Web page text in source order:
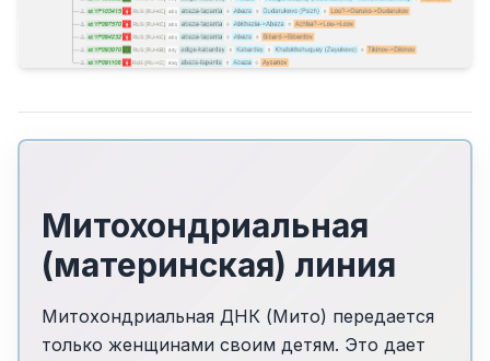
Митохондриальная
(материнская) линия
Митохондриальная ДНК (Мито) передается
только женщинами своим детям. Это дает